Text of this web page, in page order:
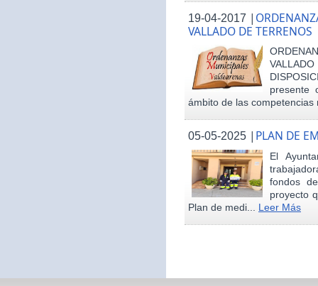
19-04-2017 |
VALLADO DE TERRENOS
presente
ámbito de las
05-05-2025 | PLAN DE
El
fondos
proyecto
Plan de medi... Leer Más